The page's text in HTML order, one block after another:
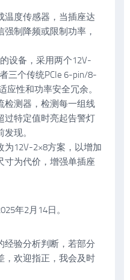
温度传感器，当插座达
制降频或限制功率，
设备，采用两个12V-
三个传统PCIe 6-pin/8-
应性和功率安全冗余。
检测器，检测每一组线
过特定值时亮起告警灯
现。
为12V-2×8方案，以增加
寸为代价，增强单插座
年2月14日。
经验分析判断，若部分
，欢迎指正，我会及时